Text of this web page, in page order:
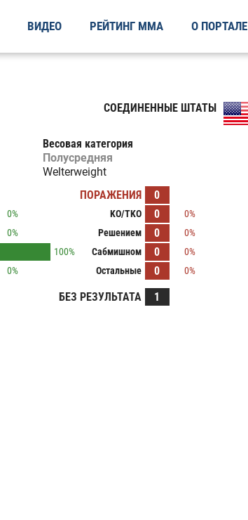
ВИДЕО РЕЙТИНГ ММА О ПОРТАЛЕ
СОЕДИНЕННЫЕ ШТАТЫ
Весовая категория
Полусредняя
Welterweight
0%
0%
100%
0%
ПОРАЖЕНИЯ 0
KO/TKO 0
0%
Решением
0
0%
Сабмишном
0
0%
Остальные
0 0%
БЕЗ РЕЗУЛЬТАТА 1